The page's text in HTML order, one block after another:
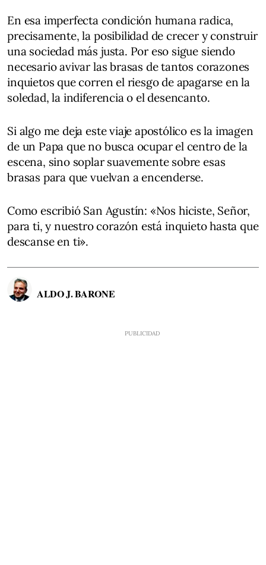
En esa imperfecta condición humana radica,
precisamente, la posibilidad de crecer y construir
una sociedad más justa. Por eso sigue siendo
necesario avivar las brasas de tantos corazones
inquietos que corren el riesgo de apagarse en la
soledad, la indiferencia o el desencanto.
Si algo me deja este viaje apostólico es la imagen
de un Papa que no busca ocupar el centro de la
escena, sino soplar suavemente sobre esas
brasas para que vuelvan a encenderse.
Como escribió San Agustín: «Nos hiciste, Señor,
para ti, y nuestro corazón está inquieto hasta que
descanse en ti».
ALDO J. BARONE